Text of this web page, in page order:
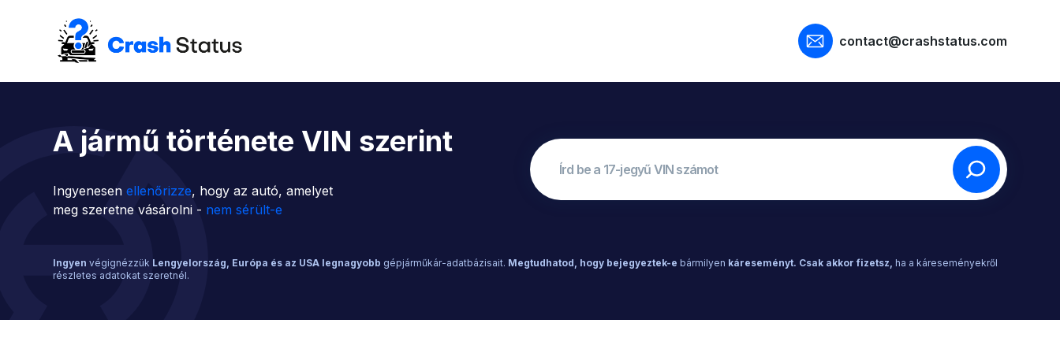
contact@crashstatus.com
A jármű története VIN szerint
Ingyenesenellenőrizze, hogy az autó, amelyet
meg szeretne vásárolni - nem sérült-e
Ingyen végignézzük Lengyelország, Európa és az USA legnagyobb gépjárműkár-adatbázisait. Megtudhatod, hogy bejegyeztek-e bármilyen káreseményt. Csak akkor fizetsz, ha a káreseményekről
részletes adatokat szeretnél.